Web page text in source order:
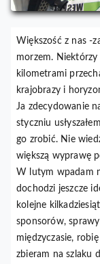
Większość z nas -
morzem. Niektórzy
kilometrami
krajobrazy i
Ja zdecydowanie
styczniu
go zrobić. Nie
większą wyprawę
W lutym wpadam
dochodzi jeszcze
kolejne
sponsorów,
międzyczasie,
zbieram na szlaku